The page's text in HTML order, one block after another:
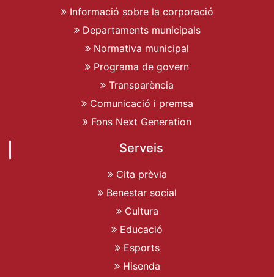
Informació sobre la corporació
Departaments municipals
Normativa municipal
Programa de govern
Transparència
Comunicació i premsa
Fons Next Generation
Serveis
Cita prèvia
Benestar social
Cultura
Educació
Esports
Hisenda